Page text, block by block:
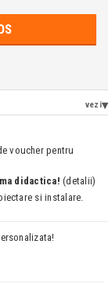
vezi
voucher pentru
didactica! (detalii)
si instalare.